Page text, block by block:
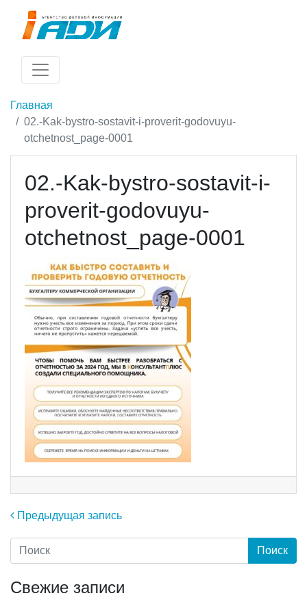
Главная
02.-Kak-bystro-sostavit-i-proverit-godovuyu-
otchetnost_page-0001
02.-Kak-bystro-sostavit-i-
proverit-godovuyu-
otchetnost_page-0001
Навигация по записям
Предыдущая запись
Свежие записи